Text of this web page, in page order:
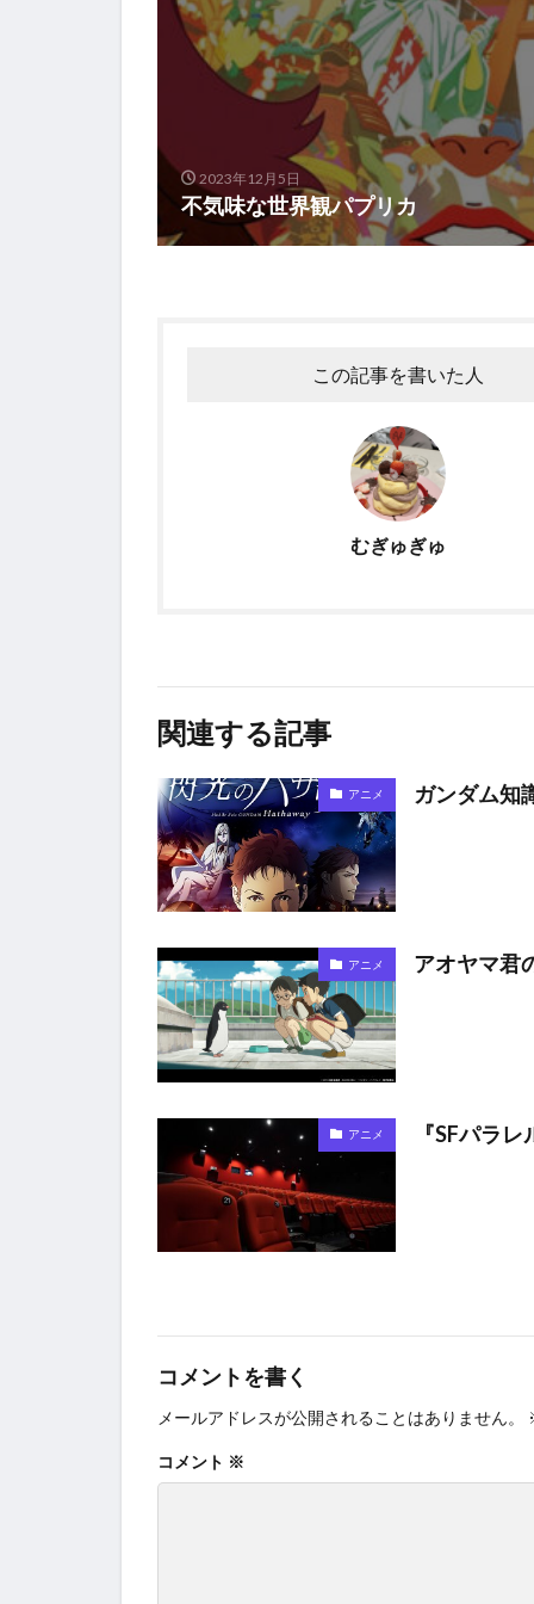
2023年12月5日
不気味な世界観パプリカ
この記事を書いた人
むぎゅぎゅ
関連する記事
アニメ ガンダム知
アニメ アオヤマ君
アニメ 『SFパラ
コメントを書く
メールアドレスが公開されることはありません。
コメント ※